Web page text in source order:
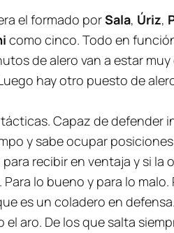
el formado porSala, Úriz,
como cinco. Todo en
de alero van a estar
hay otro puesto de
Capaz de defender
y sabe ocupar
recibir en ventaja y si la
lo bueno y para lo
es un coladero en
aro. De los que salta